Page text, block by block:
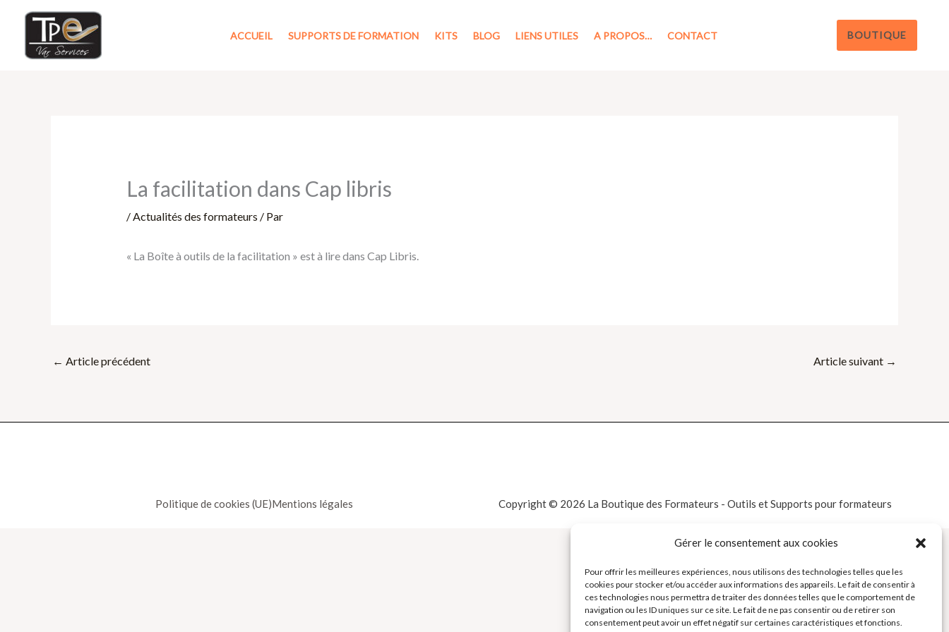
Gérer le consentement aux cookies
Pour offrir les meilleures expériences, nous utilisons des technologies telles que les
cookies pour stocker et/ou accéder aux informations des appareils. Le fait de consentir à
ces technologies nous permettra de traiter des données telles que le comportement de
navigation ou les ID uniques sur ce site. Le fait de ne pas consentir ou de retirer son
consentement peut avoir un effet négatif sur certaines caractéristiques et fonctions.
contenu
ACCUEIL SUPPORTS DE FORMATION KITS BLOG LIENS UTILES A PROPOS… CONTACT BOUTIQUE
La facilitation dans Cap libris
/Actualités des formateurs / Par
« La Boîte à outils de la facilitation » est à lire dans Cap Libris.
← Article précédent Article suivant →
Politique de cookies (UE)Mentions légales Copyright © 2026 La Boutique des Formateurs - Outils et Supports pour formateurs